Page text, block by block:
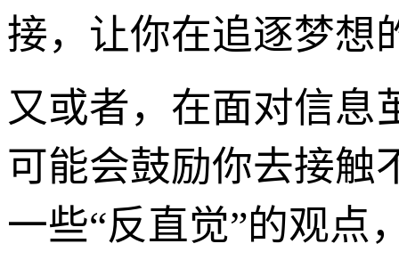
接，让你在追逐梦想
又或者，在面对信息
可能会鼓励你去接触
一些“反直觉”的观点